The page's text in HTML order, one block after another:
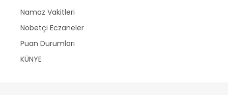
Namaz Vakitleri
Nöbetçi Eczaneler
Puan Durumları
KÜNYE